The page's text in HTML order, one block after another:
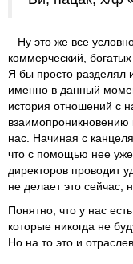
– Ну это же все
коммерческий,
Я бы просто
именно в данный
история отношений с
взаимопроникновению
нас. Начиная с
что с помощью нее
директоров проводит
не делает это сейчас,
Понятно, что у нас
которые никогда не
Но на то это и